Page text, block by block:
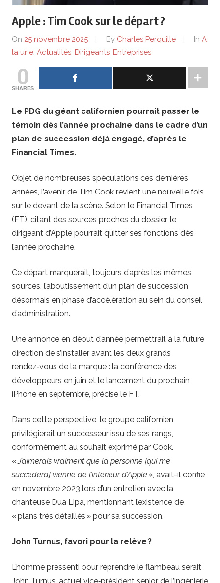
de
lentreprise
et
ses
dirigeants
Apple : Tim Cook sur le départ ?
On 25 novembre 2025 By Charles Perquille In A
la une, Actualités, Dirigeants, Entreprises
0
SHARES
Le PDG du géant californien pourrait passer le
témoin dès l’année prochaine dans le cadre d’un
plan de succession déjà engagé, d’après le
Financial Times.
Objet de nombreuses spéculations ces dernières
années, l’avenir de Tim Cook revient une nouvelle fois
sur le devant de la scène. Selon le Financial Times
(FT), citant des sources proches du dossier, le
dirigeant d’Apple pourrait quitter ses fonctions dès
l’année prochaine.
Ce départ marquerait, toujours d’après les mêmes
sources, l’aboutissement d’un plan de succession
désormais en phase d’accélération au sein du conseil
d’administration.
Une annonce en début d’année permettrait à la future
direction de s’installer avant les deux grands
rendez‑vous de la marque : la conférence des
développeurs en juin et le lancement du prochain
iPhone en septembre, précise le FT.
Dans cette perspective, le groupe californien
privilégierait un successeur issu de ses rangs,
conformément au souhait exprimé par Cook.
«J’aimerais vraiment que la personne [qui me
succèdera] vienne de l’intérieur d’Apple », avait-il confié
en novembre 2023 lors d’un entretien avec la
chanteuse Dua Lipa, mentionnant l’existence de
« plans très détaillés » pour sa succession.
John Turnus, favori pour la relève ?
L’homme pressenti pour reprendre le flambeau serait
John Turnus, actuel vice‑président senior de l’ingénierie